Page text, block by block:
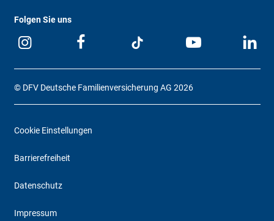
Folgen Sie uns
© DFV Deutsche Familienversicherung AG 2026
Cookie Einstellungen
Barrierefreiheit
Datenschutz
Impressum